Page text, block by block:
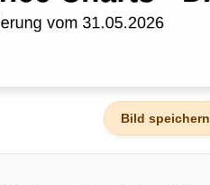
Bild speichern